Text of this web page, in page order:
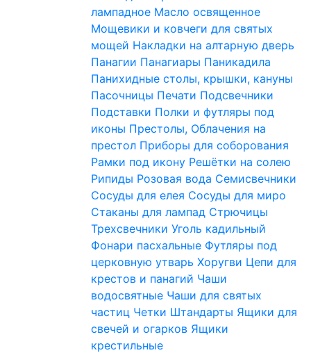
лампадное Масло освященное
Мощевики и ковчеги для святых
мощей Накладки на алтарную дверь
Панагии Панагиары Паникадила
Панихидные столы, крышки, кануны
Пасочницы Печати Подсвечники
Подставки Полки и футляры под
иконы Престолы, Облачения на
престол Приборы для соборования
Рамки под икону Решётки на солею
Рипиды Розовая вода Семисвечники
Сосуды для елея Сосуды для миро
Стаканы для лампад Стрючицы
Трехсвечники Уголь кадильный
Фонари пасхальные Футляры под
церковную утварь Хоругви Цепи для
крестов и панагий Чаши
водосвятные Чаши для святых
частиц Четки Штандарты Ящики для
свечей и огарков Ящики
крестильные